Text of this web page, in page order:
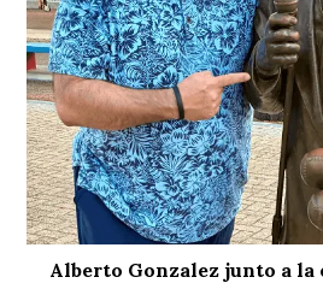
Alberto Gonzalez junto a la